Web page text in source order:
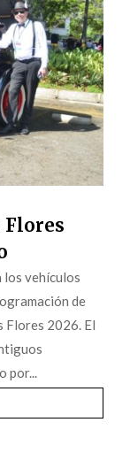
Flores
vehículos
de
Flores 2026. El